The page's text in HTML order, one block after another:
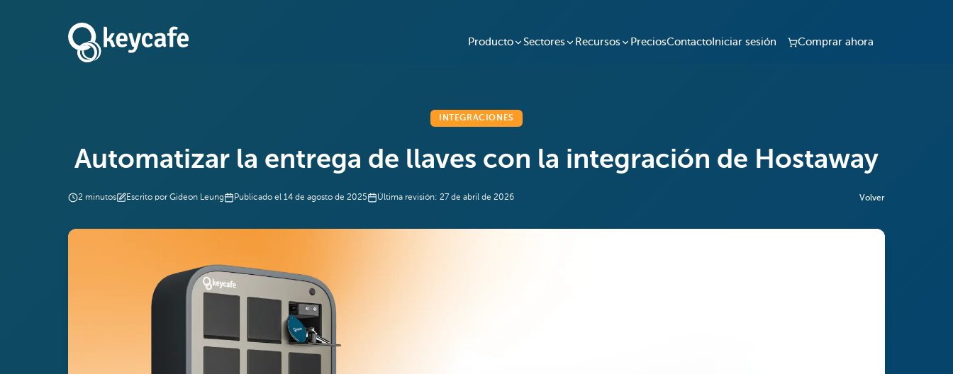
Producto Sectores Recursos PreciosContacto Iniciar sesión Comprar ahora
INTEGRACIONES
Automatizar la entrega de llaves con la integración de Hostaway
2 minutos Escrito por Gideon Leung Publicado el 14 de agosto de 2025 Última revisión: 27 de abril de 2026 Volver